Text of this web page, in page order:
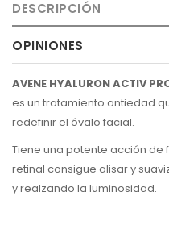
DESCRIPCIÓN
OPINIONES
AVENE HYALURON ACTIV
es un tratamiento antiedad
redefinir el óvalo facial.
Tiene una potente acción de
retinal consigue alisar y
y realzando la luminosidad.